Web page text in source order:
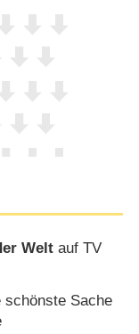
Welt auf TV
schönste Sache